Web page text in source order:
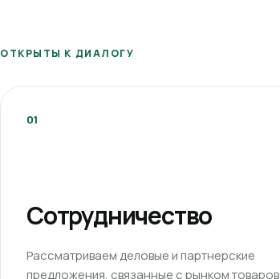
ОТКРЫТЫ К ДИАЛОГУ
01
Сотрудничество
Рассматриваем деловые и партнерские
предложения, связанные с рынком товаров